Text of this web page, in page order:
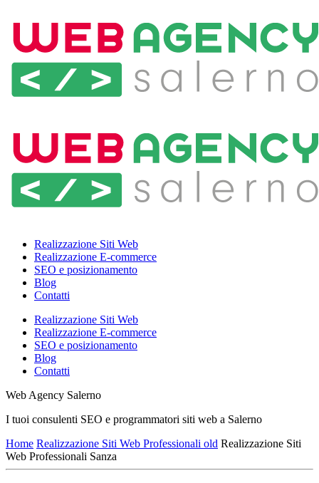
Realizzazione Siti Web
Realizzazione E-commerce
SEO e posizionamento
Blog
Contatti
Realizzazione Siti Web
Realizzazione E-commerce
SEO e posizionamento
Blog
Contatti
Web Agency Salerno
I tuoi consulenti SEO e programmatori siti web a Salerno
Home Realizzazione Siti Web Professionali old Realizzazione Siti
Web Professionali Sanza